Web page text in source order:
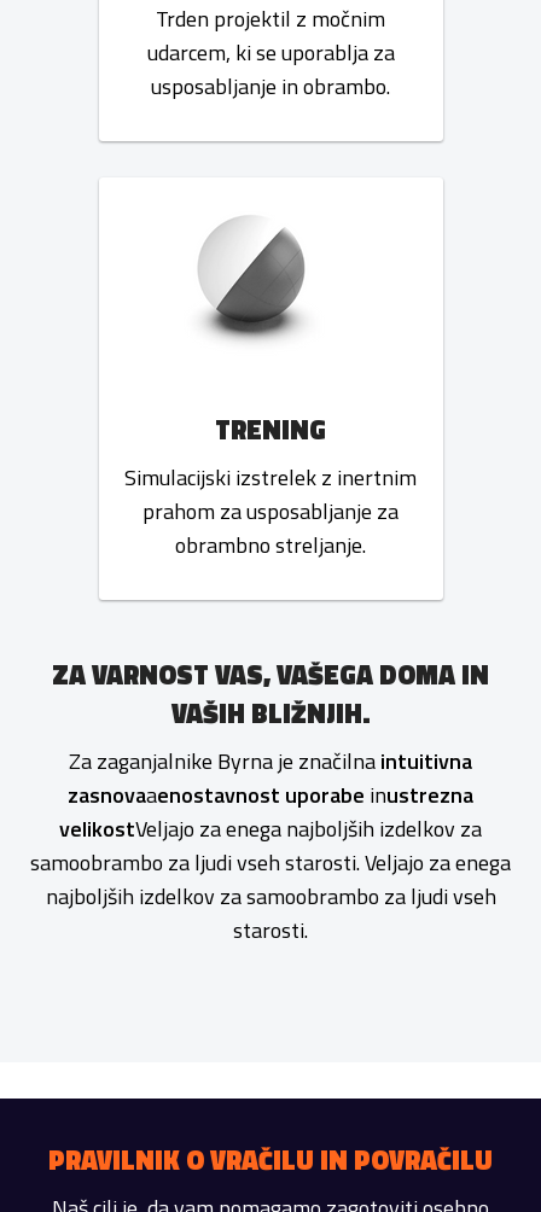
Trden projektil z močnim
udarcem, ki se uporablja za
usposabljanje in obrambo.
TRENING
Simulacijski izstrelek z inertnim
prahom za usposabljanje za
obrambno streljanje.
ZA VARNOST VAS, VAŠEGA DOMA IN
VAŠIH BLIŽNJIH.
Za zaganjalnike Byrna je značilnaintuitivna
zasnovaaenostavnost uporabe inustrezna
velikostVeljajo za enega najboljših izdelkov za
samoobrambo za ljudi vseh starosti. Veljajo za enega
najboljših izdelkov za samoobrambo za ljudi vseh
starosti.
PRAVILNIK O VRAČILU IN POVRAČILU